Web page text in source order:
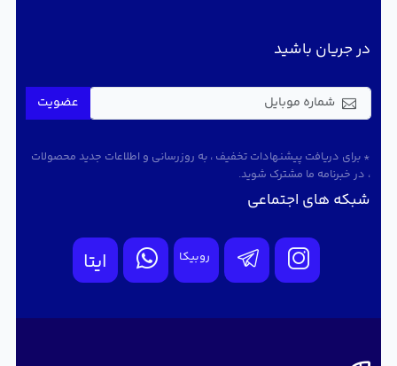
در جریان باشید
عضویت
* برای دریافت پیشنهادات تخفیف ، به روزرسانی و اطلاعات جدید محصولات
، در خبرنامه ما مشترک شوید.
شبکه های اجتماعی
روبیکا ایتا